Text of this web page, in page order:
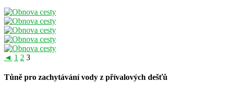
◄ 1 2 3
Tůně pro zachytávání vody z přívalových dešťů